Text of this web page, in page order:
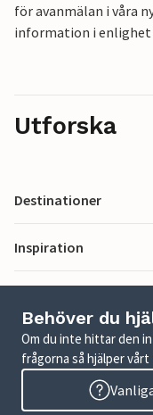
för avanmälan i våra
information i enlighet
Utforska
Destinationer
Inspiration
Behöver du
Om du inte hittar den
frågorna så hjälper vårt